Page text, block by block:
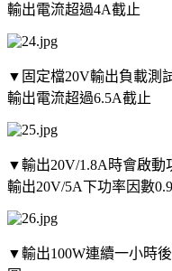
輸出電流超過4A截止
▼固定檔20V輸出負載測
輸出電流超過6.5A截止
▼輸出20V/1.8A時會啟動
輸出20V/5A下功率因數
▼輸出100W連續一小時